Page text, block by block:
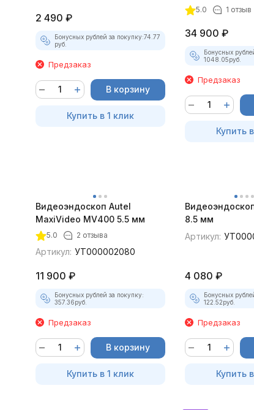
2 490 ₽
Бонусных рублей за покупку:74.77
руб.
Предзаказ
В корзину
Купить в 1 клик
комплект)
5.0 1 отзыв
34 900 ₽
Бонусных
1048.05руб.
Предзаказ
Купить
Видеоэндоскоп Autel
MaxiVideo MV400 5.5 мм
5.0 2 отзыва
Артикул: УТ000002080
11 900 ₽
Бонусных рублей за покупку:
357.36руб.
Предзаказ
В корзину
Купить в 1 клик
8.5 мм
Артикул:
4 080 ₽
Бонусных
122.52руб.
Предзаказ
Купить